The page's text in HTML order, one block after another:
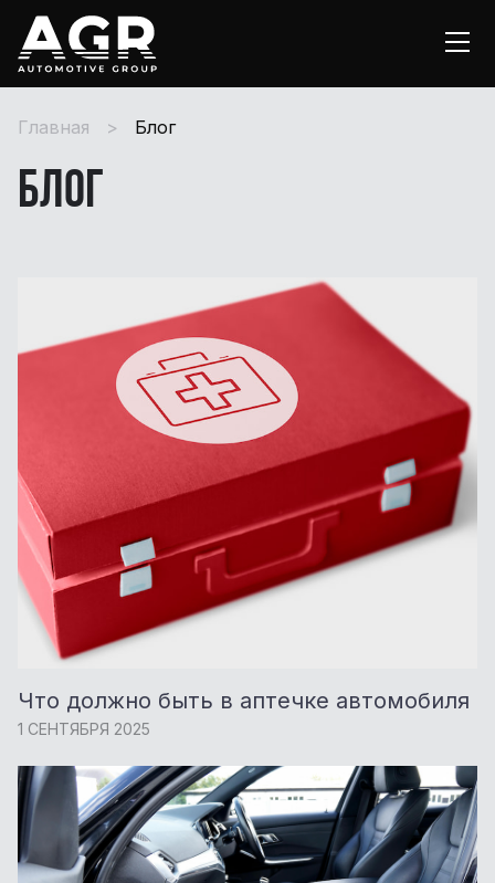
Главная Блог
Блог
Что должно быть в аптечке автомобиля
1 СЕНТЯБРЯ 2025